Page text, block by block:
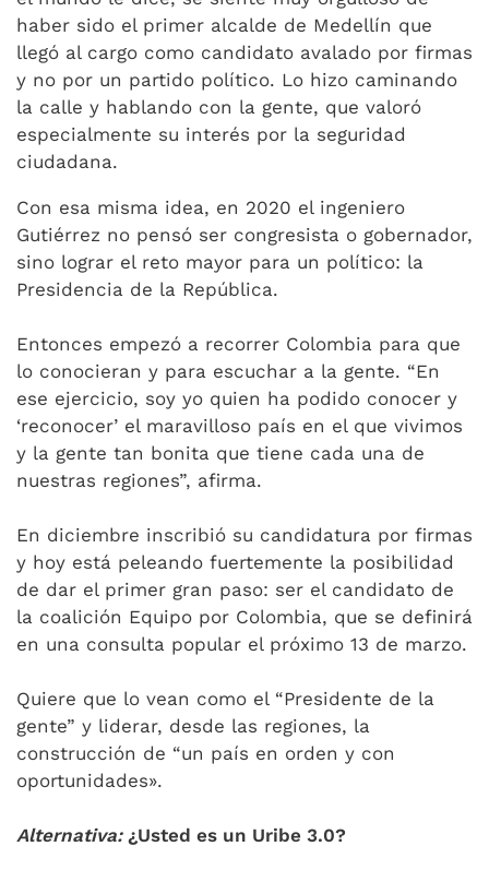
haber sido el primer alcalde de Medellín que
llegó al cargo como candidato avalado por firmas
y no por un partido político. Lo hizo caminando
la calle y hablando con la gente, que valoró
especialmente su interés por la seguridad
ciudadana.
Con esa misma idea, en 2020 el ingeniero
Gutiérrez no pensó ser congresista o gobernador,
sino lograr el reto mayor para un político: la
Presidencia de la República.
Entonces empezó a recorrer Colombia para que
lo conocieran y para escuchar a la gente. “En
ese ejercicio, soy yo quien ha podido conocer y
‘reconocer’ el maravilloso país en el que vivimos
y la gente tan bonita que tiene cada una de
nuestras regiones”, afirma.
En diciembre inscribió su candidatura por firmas
y hoy está peleando fuertemente la posibilidad
de dar el primer gran paso: ser el candidato de
la coalición Equipo por Colombia, que se definirá
en una consulta popular el próximo 13 de marzo.
Quiere que lo vean como el “Presidente de la
gente” y liderar, desde las regiones, la
construcción de “un país en orden y con
oportunidades».
Alternativa:¿Usted es un Uribe 3.0?